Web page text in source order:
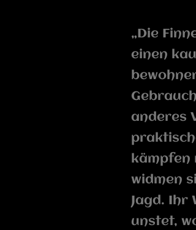
„Die
einen
anderes
kämpfen
widmen
Jagd. Ihr
unstet,